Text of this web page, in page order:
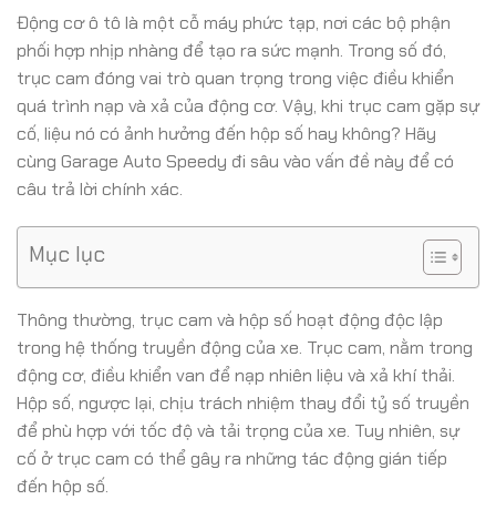
Động cơ ô tô là một cỗ máy phức tạp, nơi các bộ phận
phối hợp nhịp nhàng để tạo ra sức mạnh. Trong số đó,
trục cam đóng vai trò quan trọng trong việc điều khiển
quá trình nạp và xả của động cơ. Vậy, khi trục cam gặp sự
cố, liệu nó có ảnh hưởng đến hộp số hay không? Hãy
cùng Garage Auto Speedy đi sâu vào vấn đề này để có
câu trả lời chính xác.
Mục lục
Thông thường, trục cam và hộp số hoạt động độc lập
trong hệ thống truyền động của xe. Trục cam, nằm trong
động cơ, điều khiển van để nạp nhiên liệu và xả khí thải.
Hộp số, ngược lại, chịu trách nhiệm thay đổi tỷ số truyền
để phù hợp với tốc độ và tải trọng của xe. Tuy nhiên, sự
cố ở trục cam có thể gây ra những tác động gián tiếp
đến hộp số.